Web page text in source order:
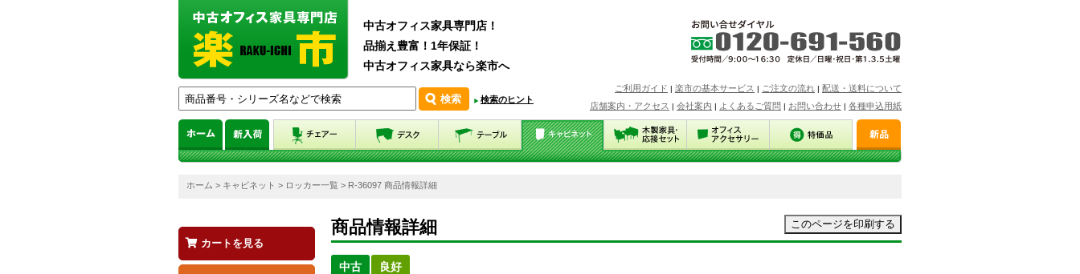
中古オフィス家具専門店！
品揃え豊富！1年保証！
中古オフィス家具なら楽市へ
検索のヒント
ご利用ガイド | 楽市の基本サービス | ご注文の流れ | 配送・送料について
店舗案内・アクセス | 会社案内 | よくあるご質問 | お問い合わせ | 各種申込用紙
ホーム > キャビネット > ロッカー一覧 > R-36097 商品情報詳細
商品情報詳細
中古 良好
カートを見る